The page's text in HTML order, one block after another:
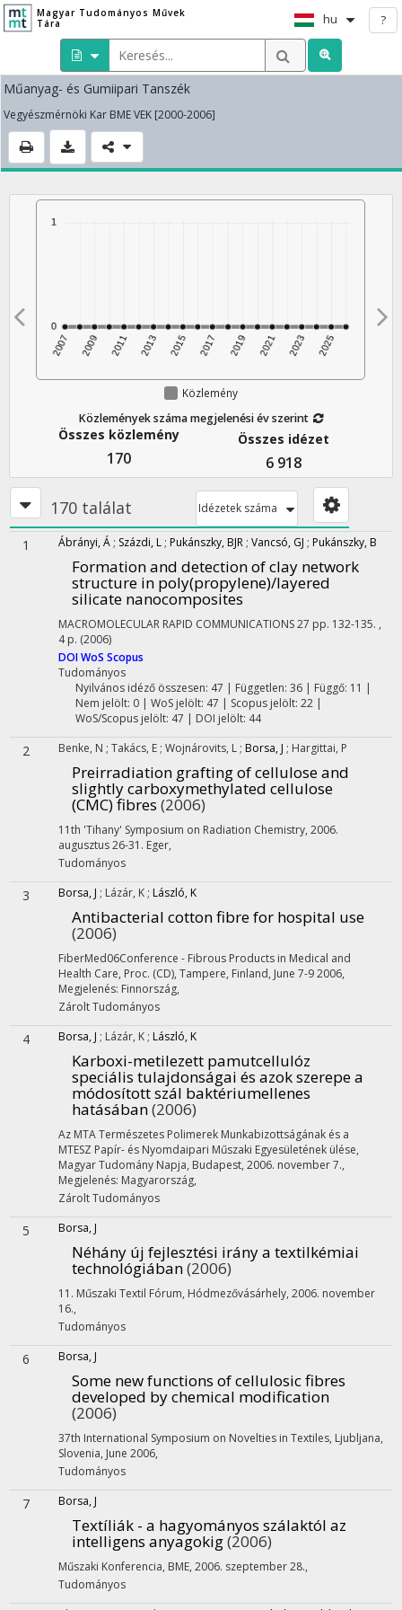
Magyar Tudományos Művek
Tára
hu ?
Műanyag- és Gumiipari Tanszék
Vegyészmérnöki Kar BME VEK [2000-2006]
Közlemény
Közlemények száma megjelenési év szerint
Összes közlemény
170
Összes idézet
6 918
170 találat Idézetek száma
1 Ábrányi, Á ; Százdi, L ; Pukánszky, BJR ; Vancsó, GJ ; Pukánszky, B
Formation and detection of clay network
structure in poly(propylene)/layered
silicate nanocomposites
MACROMOLECULAR RAPID COMMUNICATIONS27 pp. 132-135. ,
4 p. (2006)
DOIWoS Scopus
Tudományos
Nyilvános idéző összesen: 47 | Független: 36 | Függő: 11 |
Nem jelölt: 0 | WoS jelölt: 47 | Scopus jelölt: 22 |
WoS/Scopus jelölt: 47 | DOI jelölt: 44
2 Benke, N ; Takács, E ; Wojnárovits, L ; Borsa, J ; Hargittai, P
Preirradiation grafting of cellulose and
slightly carboxymethylated cellulose
(CMC) fibres (2006)
11th 'Tihany' Symposium on Radiation Chemistry, 2006.
augusztus 26-31. Eger,
Tudományos
3 Borsa, J ; Lázár, K ; László, K
Antibacterial cotton fibre for hospital use
(2006)
FiberMed06Conference - Fibrous Products in Medical and
Health Care, Proc. (CD), Tampere, Finland, June 7-9 2006,
Megjelenés: Finnország,
ZároltTudományos
4 Borsa, J ; Lázár, K ; László, K
Karboxi-metilezett pamutcellulóz
speciális tulajdonságai és azok szerepe a
módosított szál baktériumellenes
hatásában(2006)
Az MTA Természetes Polimerek Munkabizottságának és a
MTESZ Papír- és Nyomdaipari Műszaki Egyesületének ülése,
Magyar Tudomány Napja, Budapest, 2006. november 7.,
Megjelenés: Magyarország,
ZároltTudományos
5 Borsa, J
Néhány új fejlesztési irány a textilkémiai
technológiában(2006)
11. Műszaki Textil Fórum, Hódmezővásárhely, 2006. november
16.,
Tudományos
6 Borsa, J
Some new functions of cellulosic fibres
developed by chemical modification
(2006)
37th International Symposium on Novelties in Textiles, Ljubljana,
Slovenia, June 2006,
Tudományos
7 Borsa, J
Textíliák - a hagyományos szálaktól az
intelligens anyagokig(2006)
Műszaki Konferencia, BME, 2006. szeptember 28.,
Tudományos